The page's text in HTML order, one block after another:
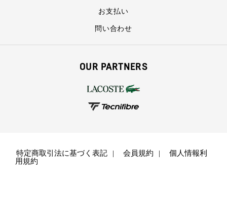
お支払い
問い合わせ
OUR PARTNERS
特定商取引法に基づく表記 会員規約
個人情報利
用規約